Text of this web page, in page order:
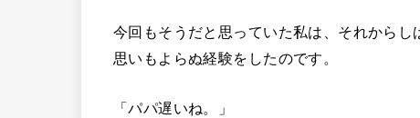
今回もそうだと思っていた私は、それからし
思いもよらぬ経験をしたのです。
「パパ遅いね。」